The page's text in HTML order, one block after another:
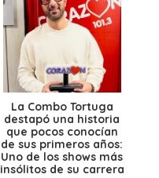
La Combo Tortuga
destapó una historia
que pocos conocían
de sus primeros años:
Uno de los shows más
insólitos de su carrera